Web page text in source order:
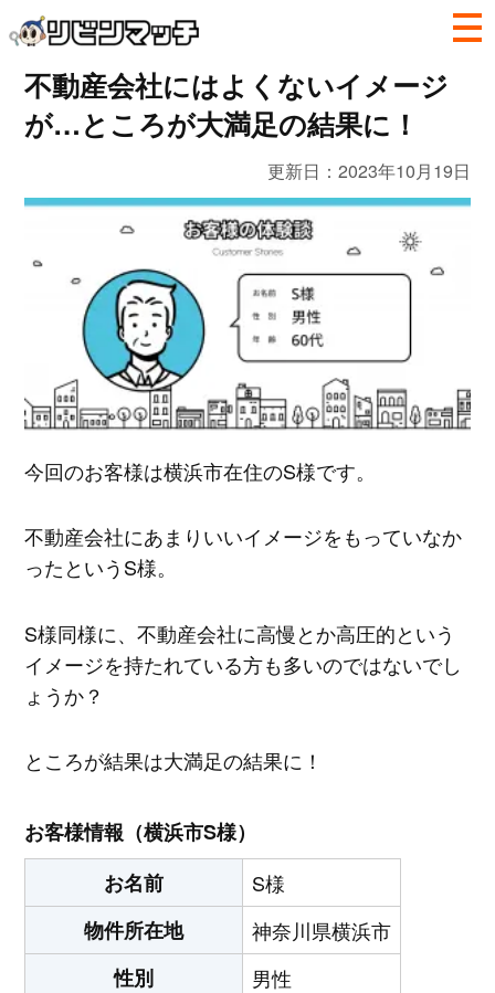
不動産会社にはよくないイメージ
が…ところが大満足の結果に！
更新日：2023年10月19日
今回のお客様は横浜市在住のS様です。
不動産会社にあまりいいイメージをもっていなか
ったというS様。
S様同様に、不動産会社に高慢とか高圧的という
イメージを持たれている方も多いのではないでし
ょうか？
ところが結果は大満足の結果に！
お客様情報（横浜市S様）
お名前
S様
物件所在地
神奈川県横浜市
性別
男性